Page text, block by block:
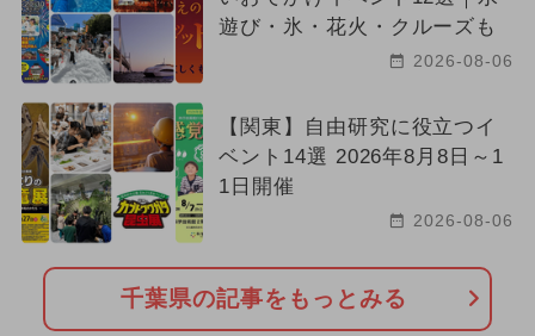
遊び・氷・花火・クルーズも
2026-08-06
【関東】自由研究に役立つイ
ベント14選 2026年8月8日～1
1日開催
2026-08-06
千葉県の記事をもっとみる